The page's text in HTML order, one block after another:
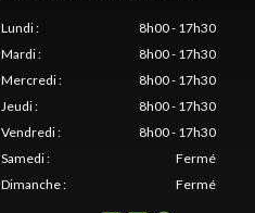
Lundi:
8h00 - 17h30
Mardi:
8h00 - 17h30
Mercredi:
8h00 - 17h30
Jeudi:
8h00 - 17h30
Vendredi:
8h00 - 17h30
Samedi:
Fermé
Dimanche: Fermé